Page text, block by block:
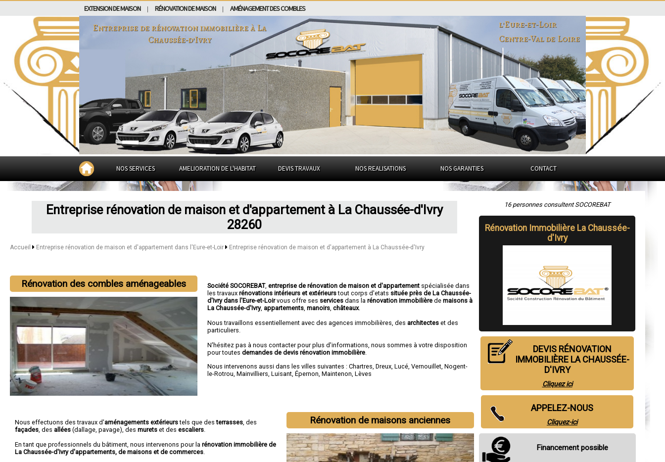
EXTENSION DE MAISON RÉNOVATION DE MAISON AMÉNAGEMENT DES COMBLES
Entreprise de rénovation immobilière àLa
Chaussée-d'Ivry
l'Eure-et-Loir
Centre-Val de Loire
NOS SERVICES AMELIORATION DE L'HABITAT DEVIS TRAVAUX NOS REALISATIONS NOS GARANTIES CONTACT
Entreprise rénovation de maison et d'appartement à La Chaussée-d'Ivry
28260
Accueil Entreprise rénovation de maison et d'appartement dans l'Eure-et-Loir Entreprise rénovation de maison et d'appartement à La Chaussée-d'Ivry
Rénovation des combles aménageables Société SOCOREBAT,entreprise de rénovation de maison et d'appartement spécialisée dans
les travauxrénovations intérieurs et extérieurstout corps d'etats située près de La Chaussée-
d'Ivry dans l'Eure-et-Loirvous offre ses services dans larénovation immobilière demaisons à
La Chaussée-d'Ivry, appartements ,manoirs ,châteaux.
Nous travaillons essentiellement avec des agences immobilières, des architectes et des
particuliers.
N'hésitez pas à nous contacter pour plus d'informations, nous sommes à votre disposition
pour toutesdemandes de devis rénovation immobilière
Nous intervenons aussi dans les villes suivantes :Chartres ,Dreux ,Lucé ,Vernouillet ,Nogent-
le-Rotrou ,Mainvilliers ,Luisant ,Épernon ,Maintenon ,Lèves
Rénovation de maisons anciennes
Nous effectuons des travaux d'aménagements extérieurstels que desterrasses , des
façades , des allées (dallage, pavage), des murets et des escaliers
En tant que professionnels du bâtiment, nous intervenons pour la rénovation immobilière de
La Chaussée-d'Ivry d'appartements, de maisons et de commerces
16 personnes consultent SOCOREBAT
Rénovation Immobilière La Chaussée-
d'Ivry
DEVIS RÉNOVATION
IMMOBILIÈRE LA CHAUSSÉE-
D'IVRY
Cliquez ici
APPELEZ-NOUS
Cliquez-ici
Financement possible